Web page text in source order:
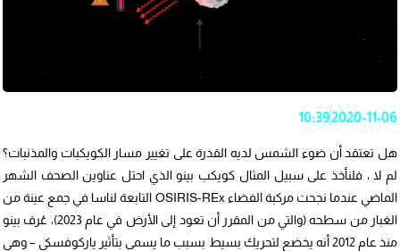
2020-11-06
10:39
هل تعتقد أن ضوء الشمس لديه القدرة على تغيير مسار الكويكبات والمذنبات؟
لم لا ، فلنأخذ على سبيل المثال كويكب بينو الذي احتل عناوين الصحف الشهر
الماضي عندما نجحت مركبة الفضاء OSIRIS-REx التابعة لناسا في جمع عينة من
الغبار من سطحه (والتي من المقرر أن تعود إلى الأرض في عام 2023)، عُرف بينو
منذ عام 2012 أنه يخضع لتحريك بسيط بسبب ما يسمى بتأثير ياركوفسكي – وهي